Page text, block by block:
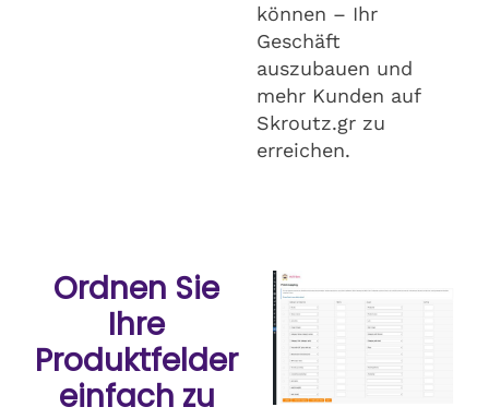
können – Ihr
Geschäft
auszubauen und
mehr Kunden auf
Skroutz.gr zu
erreichen.
Ordnen Sie
Ihre
Produktfelder
einfach zu